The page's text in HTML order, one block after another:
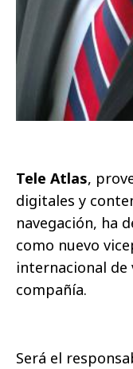
Tele Atlas,
digitales y
navegación, ha
como nuevo
internacional de
compañí­a.
Será el